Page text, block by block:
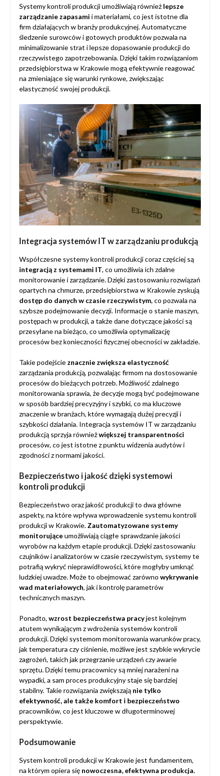
Systemy kontroli produkcji umożliwiają również lepsze
zarządzanie zapasami i materiałami, co jest istotne dla
firm działających w branży produkcyjnej. Automatyczne
śledzenie surowców i gotowych produktów pozwala na
minimalizowanie strat i lepsze dopasowanie produkcji do
rzeczywistego zapotrzebowania. Dzięki takim rozwiązaniom
przedsiębiorstwa w Krakowie mogą efektywnie reagować
na zmieniające się warunki rynkowe, zwiększając
elastyczność swojej produkcji.
Integracja systemów IT w zarządzaniu produkcją
Współczesne systemy kontroli produkcji coraz częściej są
integracją z systemami IT, co umożliwia ich zdalne
monitorowanie i zarządzanie. Dzięki zastosowaniu rozwiązań
opartych na chmurze, przedsiębiorstwa w Krakowie zyskują
dostęp do danych w czasie rzeczywistym, co pozwala na
szybsze podejmowanie decyzji. Informacje o stanie maszyn,
postępach w produkcji, a także dane dotyczące jakości są
przesyłane na bieżąco, co umożliwia optymalizację
procesów bez konieczności fizycznej obecności w zakładzie.
Takie podejście znacznie zwiększa elastyczność
zarządzania produkcją, pozwalając firmom na dostosowanie
procesów do bieżących potrzeb. Możliwość zdalnego
monitorowania sprawia, że decyzje mogą być podejmowane
w sposób bardziej precyzyjny i szybki, co ma kluczowe
znaczenie w branżach, które wymagają dużej precyzji i
szybkości działania. Integracja systemów IT w zarządzaniu
produkcją sprzyja równieżwiększej transparentności
procesów, co jest istotne z punktu widzenia audytów i
zgodności z normami jakości.
Bezpieczeństwo i jakość dzięki systemowi
kontroli produkcji
Bezpieczeństwo oraz jakość produkcji to dwa główne
aspekty, na które wpływa wprowadzenie systemu kontroli
produkcji w Krakowie. Zautomatyzowane systemy
monitorująceumożliwiają ciągłe sprawdzanie jakości
wyrobów na każdym etapie produkcji. Dzięki zastosowaniu
czujników i analizatorów w czasie rzeczywistym, systemy te
potrafią wykryć nieprawidłowości, które mogłyby umknąć
ludzkiej uwadze. Może to obejmować zarówno wykrywanie
wad materiałowych, jak i kontrolę parametrów
technicznych maszyn.
Ponadto, wzrost bezpieczeństwa pracyjest kolejnym
atutem wynikającym z wdrożenia systemów kontroli
produkcji. Dzięki systemom monitorowania warunków pracy,
jak temperatura czy ciśnienie, możliwe jest szybkie wykrycie
zagrożeń, takich jak przegrzanie urządzeń czy awarie
sprzętu. Dzięki temu pracownicy są mniej narażeni na
wypadki, a sam proces produkcyjny staje się bardziej
stabilny. Takie rozwiązania zwiększają nie tylko
efektywność, ale także komfort i bezpieczeństwo
pracowników, co jest kluczowe w długoterminowej
perspektywie.
Podsumowanie
System kontroli produkcji w Krakowie jest fundamentem,
na którym opiera się nowoczesna, efektywna produkcja.